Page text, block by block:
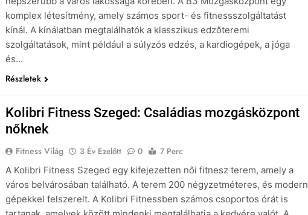
komplex létesítmény, amely számos sport- és fitnessszolgáltatást
kínál. A kínálatban megtalálhatók a klasszikus edzőteremi
szolgáltatások, mint például a súlyzós edzés, a kardiogépek, a jóga
és…
Részletek
Kolibri Fitness Szeged: Családias mozgásközpont
nőknek
Fitness Világ 3 Év Ezelőtt 0
7 Perc
A Kolibri Fitness Szeged egy kifejezetten női fitnesz terem, amely a
város belvárosában található. A terem 200 négyzetméteres, és modern
gépekkel felszerelt. A Kolibri Fitnessben számos csoportos órát is